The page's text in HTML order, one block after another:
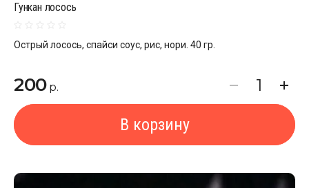
Гункан лосось
Острый лосось, спайси соус, рис, нори. 40 гр.
200р.
В корзину